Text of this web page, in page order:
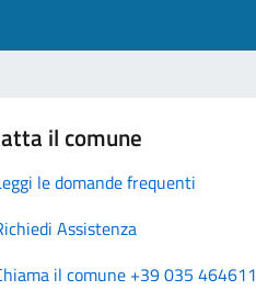
il comune
le domande frequenti
Assistenza
il comune +39 035 464611